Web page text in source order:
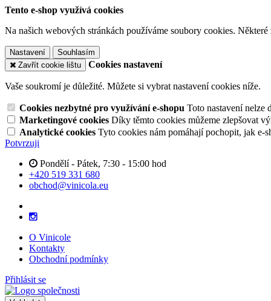
Tento e-shop využívá cookies
Na našich webových stránkách používáme soubory cookies.
Nastavení
Souhlasím
Zavřít cookie lištu
Cookies nastavení
Vaše soukromí je důležité. Můžete si vybrat nastavení cookies níže.
Cookies nezbytné pro využívání e-shopu Toto nastavení nelze
Marketingové cookies Díky těmto cookies můžeme zlepšovat
Analytické cookies Tyto cookies nám pomáhají pochopit, jak e-
Potvrzuji
Pondělí - Pátek, 7:30 - 15:00 hod
+420 519 331 680
obchod@vinicola.eu
O Vinicole
Kontakty
Obchodní podmínky
Přihlásit se